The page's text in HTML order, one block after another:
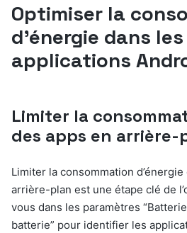
Optimiser la
d’énergie dans les
applications
Limiter la
des apps en arrière-
Limiter la consommation
arrière-plan est une étape clé de
vous dans les paramètres
batterie” pour identifier les